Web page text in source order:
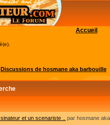
Accueil
Discussions de hosmane aka barbouille
et un scenariste .. par hosmane